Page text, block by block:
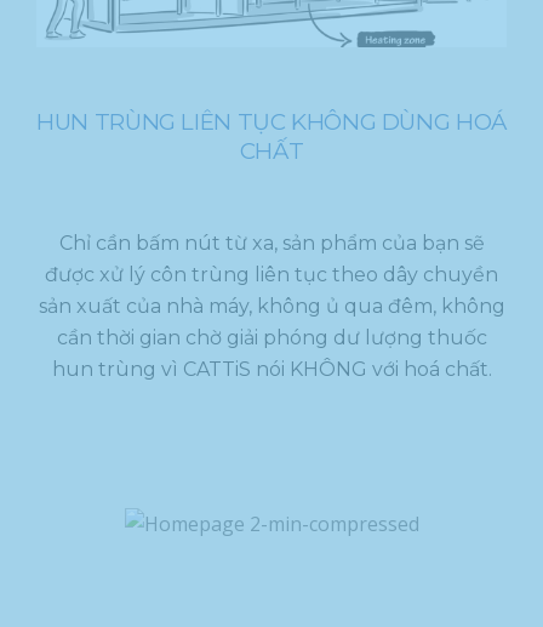
HUN TRÙNG LIÊN TỤC KHÔNG DÙNG HOÁ
CHẤT
Chỉ cần bấm nút từ xa, sản phẩm của bạn sẽ
được xử lý côn trùng liên tục theo dây chuyền
sản xuất của nhà máy, không ủ qua đêm, không
cần thời gian chờ giải phóng dư lượng thuốc
hun trùng vì CATTiS nói KHÔNG với hoá chất.